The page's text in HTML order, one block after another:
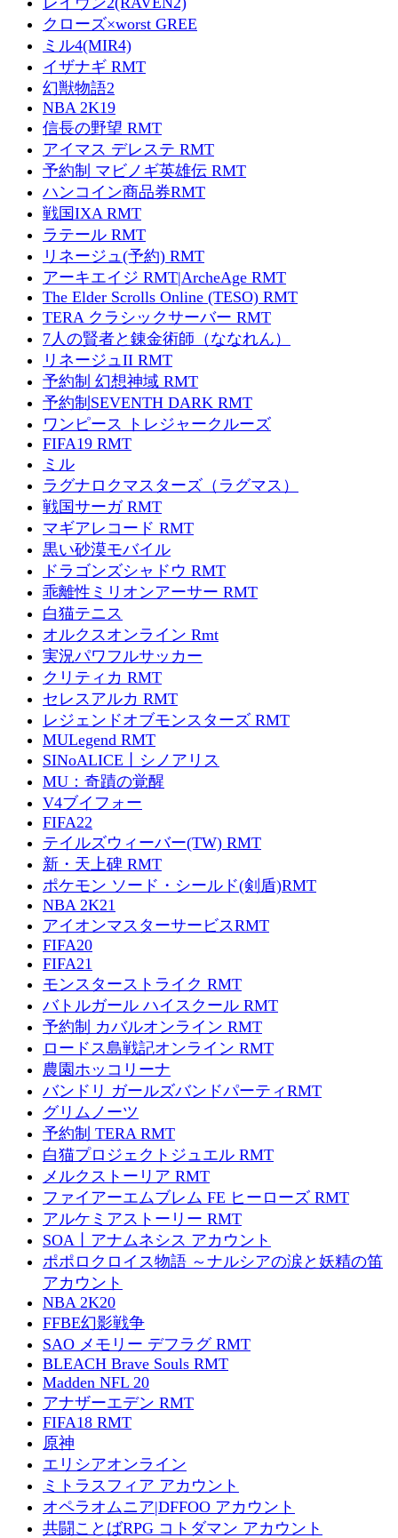
クローズ×worst GREE
ミル4(MIR4)
イザナギ RMT
幻獣物語2
NBA 2K19
信長の野望 RMT
アイマス デレステ RMT
予約制 マビノギ英雄伝 RMT
ハンコイン商品券RMT
戦国IXA RMT
ラテール RMT
リネージュ(予約) RMT
アーキエイジ RMT|ArcheAge RMT
The Elder Scrolls Online (TESO) RMT
TERA クラシックサーバー RMT
7人の賢者と錬金術師（ななれん）
リネージュII RMT
予約制 幻想神域 RMT
予約制SEVENTH DARK RMT
ワンピース トレジャークルーズ
FIFA19 RMT
ミル
ラグナロクマスターズ（ラグマス）
戦国サーガ RMT
マギアレコード RMT
黒い砂漠モバイル
ドラゴンズシャドウ RMT
乖離性ミリオンアーサー RMT
白猫テニス
オルクスオンライン Rmt
実況パワフルサッカー
クリティカ RMT
セレスアルカ RMT
レジェンドオブモンスターズ RMT
MULegend RMT
SINoALICE丨シノアリス
MU：奇蹟の覚醒
V4ブイフォー
FIFA22
テイルズウィーバー(TW) RMT
新・天上碑 RMT
ポケモン ソード・シールド(剣盾)RMT
NBA 2K21
アイオンマスターサービスRMT
FIFA20
FIFA21
モンスターストライク RMT
バトルガール ハイスクール RMT
予約制 カバルオンライン RMT
ロードス島戦記オンライン RMT
農園ホッコリーナ
バンドリ ガールズバンドパーティRMT
グリムノーツ
予約制 TERA RMT
白猫プロジェクトジュエル RMT
メルクストーリア RMT
ファイアーエムブレム FE ヒーローズ RMT
アルケミアストーリー RMT
SOA丨アナムネシス アカウント
ポポロクロイス物語 ～ナルシアの涙と妖精の笛
アカウント
NBA 2K20
FFBE幻影戦争
SAO メモリー デフラグ RMT
BLEACH Brave Souls RMT
Madden NFL 20
アナザーエデン RMT
FIFA18 RMT
原神
エリシアオンライン
ミトラスフィア アカウント
オペラオムニア|DFFOO アカウント
共闘ことばRPG コトダマン アカウント